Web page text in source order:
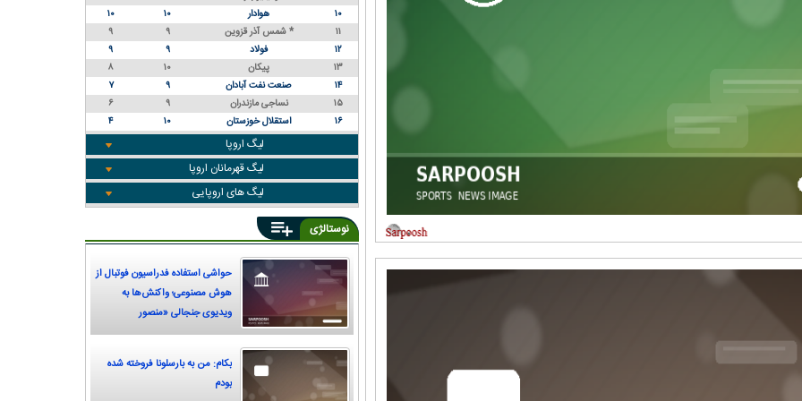
۱۰
هوادار ۱۰
۱۰
۱۱
شمس آذر قزوین * ۹
۹
۱۲
فولاد ۹
۹
۱۳
پیکان ۱۰
۸
۱۴
صنعت نفت آبادان ۹
۷
۱۵
نساجی مازندران ۹
۶
۱۶
استقلال خوزستان ۱۰ ۴
لیگ اروپا
لیگ قهرمانان اروپا
لیگ های اروپایی
نوستالژی
حواشی استفاده فدراسیون فوتبال از
هوش مصنوعی؛ واکنش‌ها به
ویدیوی جنجالی «منصور
پورحیدری»
بکام: من به بارسلونا فروخته شده
بودم